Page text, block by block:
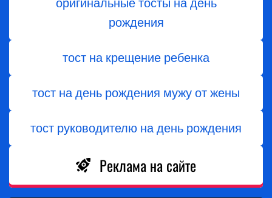
оригинальные тосты на день
рождения
тост на крещение ребенка
тост на день рождения мужу от жены
тост руководителю на день рождения
Реклама на сайте